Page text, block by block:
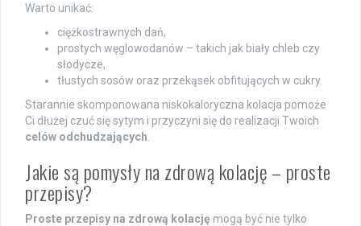
Warto unikać:
ciężkostrawnych dań,
prostych węglowodanów – takich jak biały chleb czy
słodycze,
tłustych sosów oraz przekąsek obfitujących w cukry.
Starannie skomponowana niskokaloryczna kolacja pomoże
Ci dłużej czuć się sytym i przyczyni się do realizacji Twoich
celów odchudzających
Jakie są pomysły na zdrową kolację – proste
przepisy?
Proste przepisy na zdrową kolację mogą być nie tylko